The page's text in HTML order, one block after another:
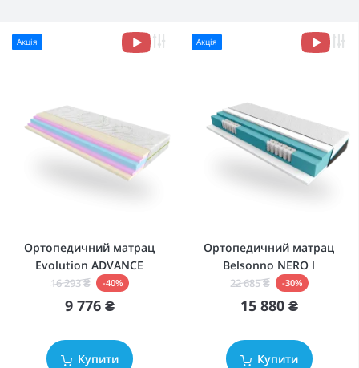
Акція
Ортопедичний матрац
Evolution ADVANCE
16 293 ₴ -40%
9 776 ₴
Купити
Акція
Ортопедичний матрац
Belsonno NERO l
22 685 ₴ -30%
15 880 ₴
Купити